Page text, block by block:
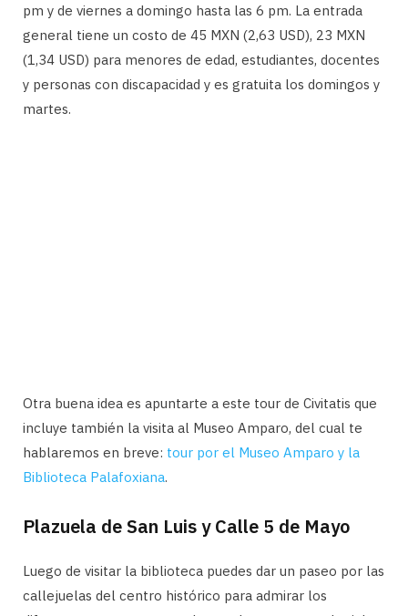
pm y de viernes a domingo hasta las 6 pm. La entrada
general tiene un costo de 45 MXN (2,63 USD), 23 MXN
(1,34 USD) para menores de edad, estudiantes, docentes
y personas con discapacidad y es gratuita los domingos y
martes.
Otra buena idea es apuntarte a este tour de Civitatis que
incluye también la visita al Museo Amparo, del cual te
hablaremos en breve: tour por el Museo Amparo y la
Biblioteca Palafoxiana.
Plazuela de San Luis y Calle 5 de Mayo
Luego de visitar la biblioteca puedes dar un paseo por las
callejuelas del centro histórico para admirar los